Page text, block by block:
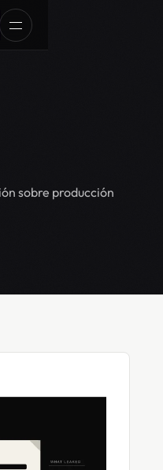
sobre producción